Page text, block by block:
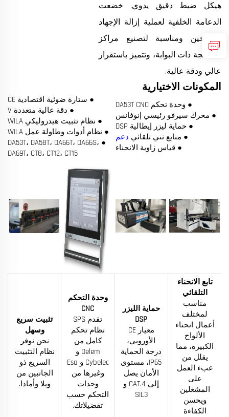
هيكل ضبط دقيق يدوي. خضعت
الدعامة الخلفية لعملية إزالة الإجهاد
بالتسخين ومناسبة لتصنيع مراكز
المعالجة ذات البوابة، وتتميز باستقرار
عالي ودقة عالية.
المكونات الاختيارية
● وحدة تحكم DA53T CNC
● محرك سيرفو رئيسي إنوفانس
● حماية ليزر إيطالية DSP
● متابع ثني تلقائي دعم
● قياس زاوية الانحناء
● ستارة ضوئية اقتصادية CE
● دقة عالية متعددة V
● نظام تثبيت هيدروليكي WILA
● نظام أدوات وطاولة عمل WILA
● DA53T، DA58T، DA66T، DA66S،
DA69T، CT8، CT12، CT15
تابع الانحناء
التلقائي
مناسب
لمختلف
أعمال انحناء
الألواح
الكبيرة، مما
يقلل من
عبء العمل
على
المشغلين
ويحسن
الكفاءة
حماية الليزر
DSP
معيار CE
الأوروبي،
درجة الحماية
IP65، مستوى
الأمان يصل
إلى CAT.4 و
SIL3
وحدة التحكم
CNC
تقدم SPS
نظام تحكم
كامل من
Delem و
Cybelec و Esa
وغيرها من
وحدات
التحكم حسب
تفضيلاتك.
تثبيت سريع
وسهل
نحن نوفر
نظام التثبيت
السريع ذو
الجانبين من
ويلا وأمادا.